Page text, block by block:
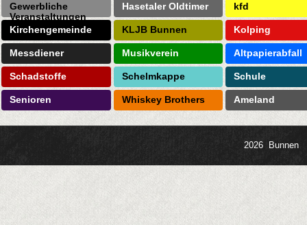
Gewerbliche
Veranstaltungen
Hasetaler Oldtimer kfd
Kirchengemeinde KLJB Bunnen Kolping
Messdiener Musikverein Altpapierabfall
Schadstoffe Schelmkappe Schule
Senioren Whiskey Brothers Ameland
2026 Bunnen